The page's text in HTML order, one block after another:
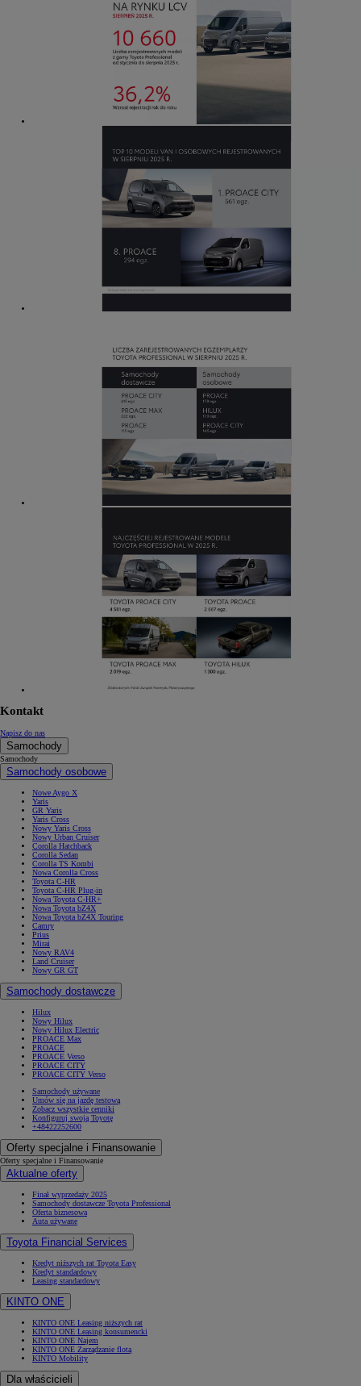
Kontakt
Napisz do nas
Samochody
Samochody
Samochody osobowe
Nowe Aygo X
Yaris
GR Yaris
Yaris Cross
Nowy Yaris Cross
Nowy Urban Cruiser
Corolla Hatchback
Corolla Sedan
Corolla TS Kombi
Nowa Corolla Cross
Toyota C-HR
Toyota C-HR Plug-in
Nowa Toyota C-HR+
Nowa Toyota bZ4X
Nowa Toyota bZ4X Touring
Camry
Prius
Mirai
Nowy RAV4
Land Cruiser
Nowy GR GT
Samochody dostawcze
Hilux
Nowy Hilux
Nowy Hilux Electric
PROACE Max
PROACE
PROACE Verso
PROACE CITY
PROACE CITY Verso
Samochody używane
Umów się na jazdę testową
Zobacz wszystkie cenniki
Konfiguruj swoją Toyotę
+48422252600
Oferty specjalne i Finansowanie
Oferty specjalne i Finansowanie
Aktualne oferty
Finał wyprzedaży 2025
Samochody dostawcze Toyota Professional
Oferta biznesowa
Auta używane
Toyota Financial Services
Kredyt niższych rat Toyota Easy
Kredyt standardowy
Leasing standardowy
KINTO ONE
KINTO ONE Leasing niższych rat
KINTO ONE Leasing konsumencki
KINTO ONE Najem
KINTO ONE Zarządzanie flotą
KINTO Mobility
Dla właścicieli